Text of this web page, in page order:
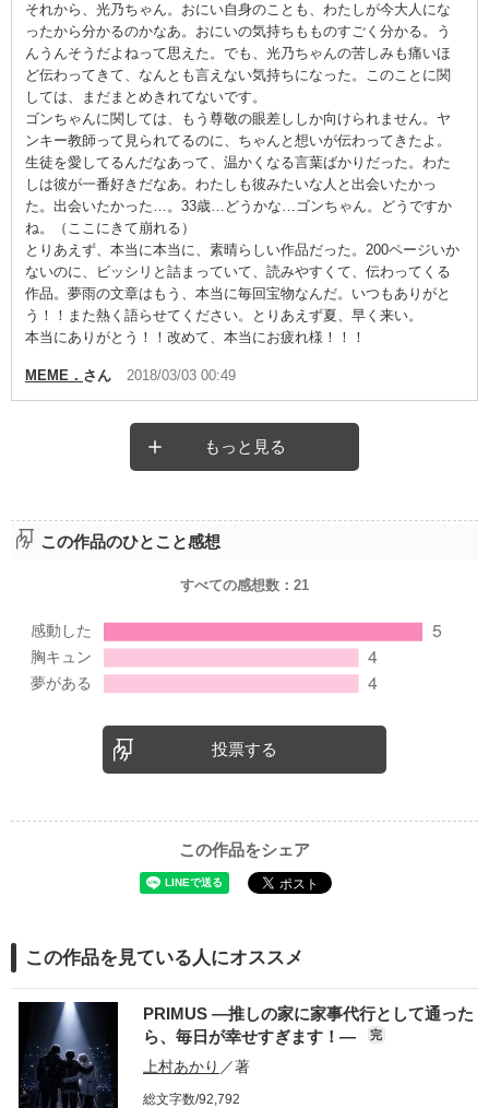
それから、光乃ちゃん。おにい自身のことも、わたしが今大人にな
ったから分かるのかなあ。おにいの気持ちもものすごく分かる。う
んうんそうだよねって思えた。でも、光乃ちゃんの苦しみも痛いほ
ど伝わってきて、なんとも言えない気持ちになった。このことに関
しては、まだまとめきれてないです。
ゴンちゃんに関しては、もう尊敬の眼差ししか向けられません。ヤ
ンキー教師って見られてるのに、ちゃんと想いが伝わってきたよ。
生徒を愛してるんだなあって、温かくなる言葉ばかりだった。わた
しは彼が一番好きだなあ。わたしも彼みたいな人と出会いたかっ
た。出会いたかった…。33歳…どうかな…ゴンちゃん。どうですか
ね。（ここにきて崩れる）
とりあえず、本当に本当に、素晴らしい作品だった。200ページいか
ないのに、ビッシリと詰まっていて、読みやすくて、伝わってくる
作品。夢雨の文章はもう、本当に毎回宝物なんだ。いつもありがと
う！！また熱く語らせてください。とりあえず夏、早く来い。
本当にありがとう！！改めて、本当にお疲れ様！！！
MEME． さん 2018/03/03 00:49
もっと見る
この作品のひとこと感想
すべての感想数： 21
投票する
この作品をシェア
この作品を見ている人にオススメ
PRIMUS ―推しの家に家事代行として通った
ら、毎日が幸せすぎます！―
完
上村あかり ／著
総文字数/92,792